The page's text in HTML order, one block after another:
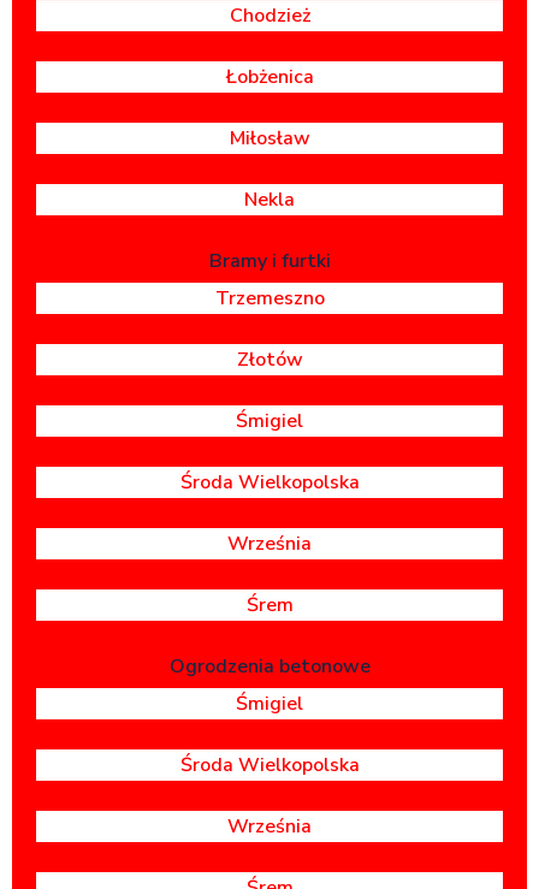
Chodzież
Łobżenica
Miłosław
Nekla
Bramy i furtki
Trzemeszno
Złotów
Śmigiel
Środa Wielkopolska
Września
Śrem
Ogrodzenia betonowe
Śmigiel
Środa Wielkopolska
Września